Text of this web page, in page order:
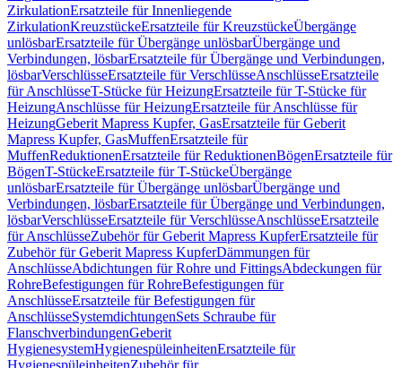
ZirkulationErsatzteile für Innenliegende
ZirkulationKreuzstückeErsatzteile für KreuzstückeÜbergänge
unlösbarErsatzteile für Übergänge unlösbarÜbergänge und
Verbindungen, lösbarErsatzteile für Übergänge und Verbindungen,
lösbarVerschlüsseErsatzteile für VerschlüsseAnschlüsseErsatzteile
für AnschlüsseT-Stücke für HeizungErsatzteile für T-Stücke für
HeizungAnschlüsse für HeizungErsatzteile für Anschlüsse für
HeizungGeberit Mapress Kupfer, GasErsatzteile für Geberit
Mapress Kupfer, GasMuffenErsatzteile für
MuffenReduktionenErsatzteile für ReduktionenBögenErsatzteile für
BögenT-StückeErsatzteile für T-StückeÜbergänge
unlösbarErsatzteile für Übergänge unlösbarÜbergänge und
Verbindungen, lösbarErsatzteile für Übergänge und Verbindungen,
lösbarVerschlüsseErsatzteile für VerschlüsseAnschlüsseErsatzteile
für AnschlüsseZubehör für Geberit Mapress KupferErsatzteile für
Zubehör für Geberit Mapress KupferDämmungen für
AnschlüsseAbdichtungen für Rohre und FittingsAbdeckungen für
RohreBefestigungen für RohreBefestigungen für
AnschlüsseErsatzteile für Befestigungen für
AnschlüsseSystemdichtungenSets Schraube für
FlanschverbindungenGeberit
HygienesystemHygienespüleinheitenErsatzteile für
HygienespüleinheitenZubehör für